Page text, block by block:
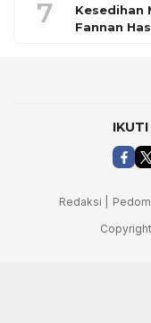
7
Kesedihan
Fannan
Redaksi |